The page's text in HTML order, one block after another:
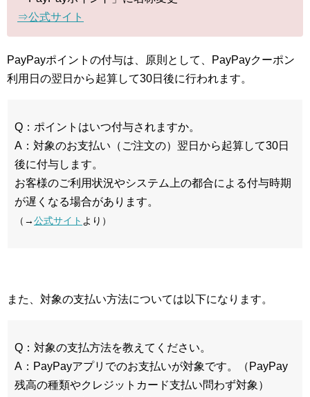
⇒公式サイト
PayPayポイントの付与は、原則として、PayPayクーポン
利用日の翌日から起算して30日後に行われます。
Q：ポイントはいつ付与されますか。
A：対象のお支払い（ご注文の）翌日から起算して30日
後に付与します。
お客様のご利用状況やシステム上の都合による付与時期
が遅くなる場合があります。
（→公式サイト より）
また、対象の支払い方法については以下になります。
Q：対象の支払方法を教えてください。
A：PayPayアプリでのお支払いが対象です。（PayPay
残高の種類やクレジットカード支払い問わず対象）